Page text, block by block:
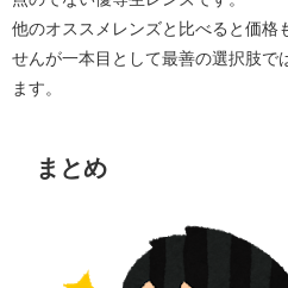
他のオススメレンズと比べると価格
せんが一本目として最善の選択肢で
ます。
まとめ